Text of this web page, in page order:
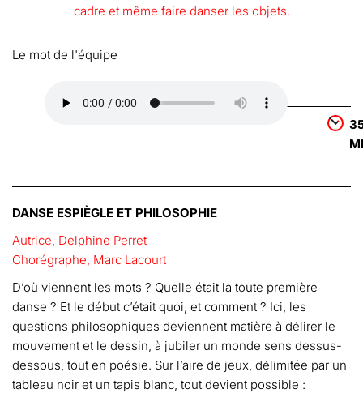
cadre et même faire danser les objets.
Le mot de l'équipe
DANSE ESPIÈGLE ET PHILOSOPHIE
Autrice, Delphine Perret
Chorégraphe, Marc Lacourt
D’où viennent les mots ? Quelle était la toute première
danse ? Et le début c’était quoi, et comment ? Ici, les
questions philosophiques deviennent matière à délirer le
mouvement et le dessin, à jubiler un monde sens dessus-
dessous, tout en poésie. Sur l’aire de jeux, délimitée par un
tableau noir et un tapis blanc, tout devient possible :